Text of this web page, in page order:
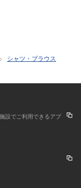
シャツ・ブラウス
設でご利用できるアプ